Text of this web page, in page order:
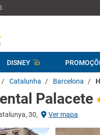
DISNEY
/ Catalunha / Barcelona /
Palacete
30, Ver mapa